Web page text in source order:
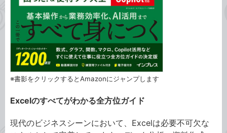
※書影をクリックするとAmazonにジャンプします
Excelのすべてがわかる全方位ガイド
現代のビジネスシーンにおいて、Excelは必要不可欠な